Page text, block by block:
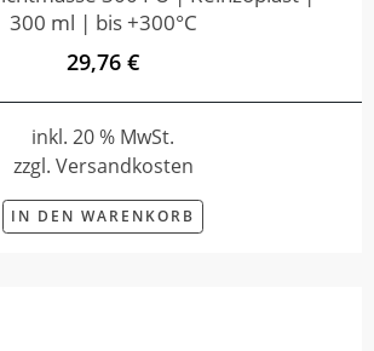
300 ml | bis +300°C
29,76 €
inkl. 20 % MwSt.
zzgl. Versandkosten
IN DEN WARENKORB